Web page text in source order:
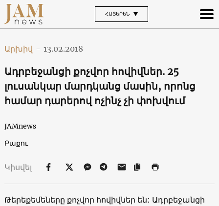
ՀԱՅԵՐԵՆ
Արխիվ - 13.02.2018
Ադրբեջանցի քոչվոր հովիվներ. 25
լուսանկար մարդկանց մասին, որոնց
համար դարերով ոչինչ չի փոխվում
JAMnews
Բաքու
Կիսվել
Թերեքեմեները քոչվոր հովիվներ են: Ադրբեջանցի